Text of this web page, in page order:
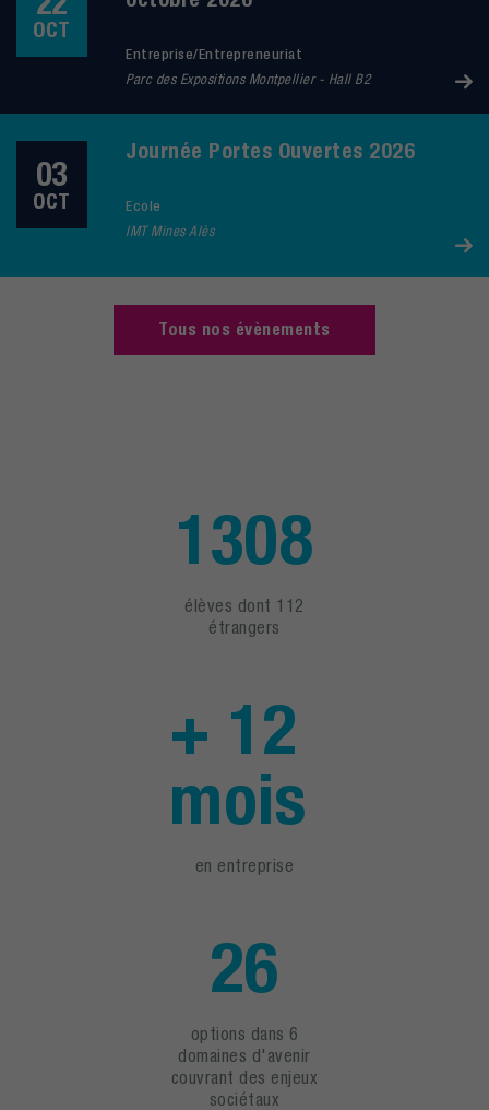
OCT
Entreprise/Entrepreneuriat
Parc des Expositions Montpellier - Hall B2
03
OCT
Journée Portes Ouvertes 2026
Ecole
IMT Mines Alès
Tous nos évènements
1308
élèves dont 112
étrangers
+ 12
mois
en entreprise
26
options dans 6
domaines d'avenir
couvrant des enjeux
sociétaux